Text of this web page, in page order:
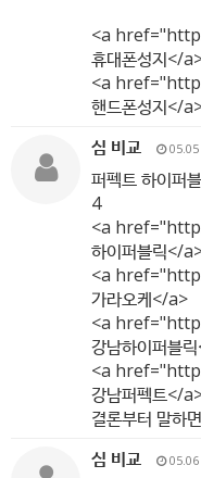
<a href="
휴대폰성지</
<a href="
핸드폰성지</
심 비교
05.05
퍼펙트 하이퍼
4
<a href="
하이퍼블릭</
<a href="
가라오케</a>
<a href="
강남하이퍼블
<a href="
강남퍼펙트</
결론부터 말하면
심 비교
05.06